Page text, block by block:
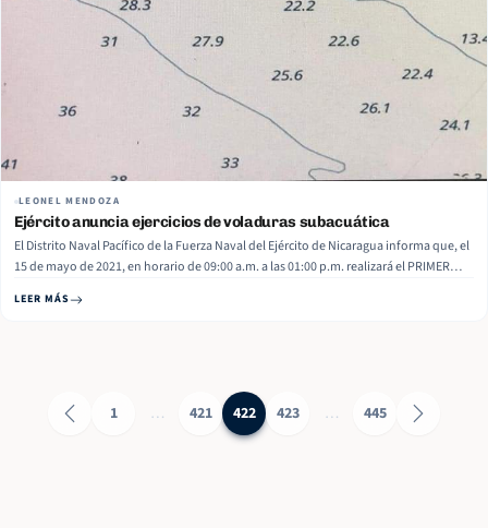
LEONEL MENDOZA
Ejército anuncia ejercicios de voladuras subacuática
El Distrito Naval Pacífico de la Fuerza Naval del Ejército de Nicaragua informa que, el
15 de mayo de 2021, en horario de 09:00 a.m. a las 01:00 p.m. realizará el PRIMER
Cardón, municipio… Read More
LEER MÁS
1 … 421 422 423 … 445